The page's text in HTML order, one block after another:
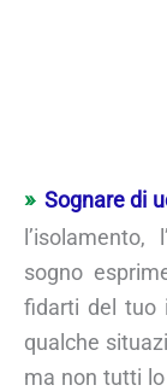
Sognare di
sogno
fidarti del tuo
qualche
ma non tutti